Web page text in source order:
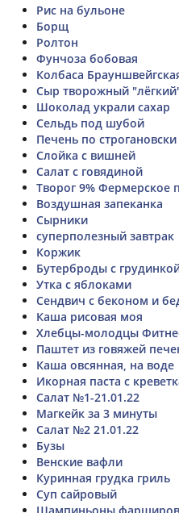
Рис на бульоне
Борщ
Ролтон
Фунчоза бобовая
Колбаса
Сыр творожный
Шоколад украли сахар
Сельдь под шубой
Печень по строгановски
Слойка с вишней
Салат с говядиной
Творог 9% Фермерское
Воздушная запеканка
Сырники
суперполезный завтрак
Коржик
Бутерброды с
Утка с яблоками
Сендвич с беконом и
Каша рисовая моя
Хлебцы-молодцы
Паштет из говяжей
Каша овсянная, на воде
Икорная паста с
Салат №1-21.01.22
Магкейк за 3 минуты
Салат №2 21.01.22
Бузы
Венские вафли
Куринная грудка гриль
Суп сайровый